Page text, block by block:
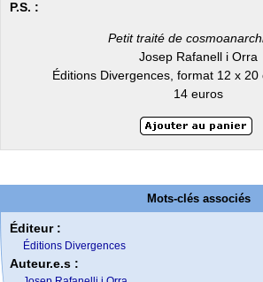
P.S. :
Petit traité de
Josep Rafanell i Orra
Éditions Divergences, format 12 x 20
14 euros
Mots-clés associés
Éditeur :
Éditions Divergences
Auteur.e.s :